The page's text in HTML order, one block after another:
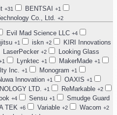
+31 BENTSAI +1
Co., Ltd. +2
Evil Mad Science LLC +4
+1 iskn +2
KIRI Innovations
LaserPecker +2
Looking Glass
Lynktec +1 MakerMade +1
Inc. +1 Monogram +1
Innovation +1 OAXIS +1
LTD. +1 ReMarkable +2
+4 Sensu +1
Smudge Guard
TEK +6 Variable +2 Wacom +2